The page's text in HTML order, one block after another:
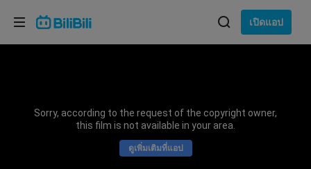
เปิดแอป
Sorry, according to the request of the copyright owner,
this film is not available in your area.
ดูเพิ่มเติมที่แอป
เลือกภาษา